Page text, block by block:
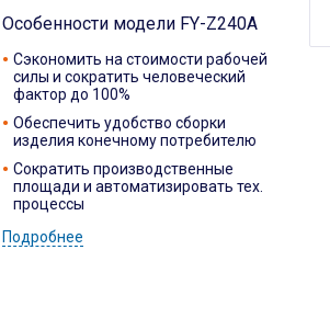
Особенности модели FY-Z240A
Сэкономить на стоимости рабочей
силы и сократить человеческий
фактор до 100%
Обеспечить удобство сборки
изделия конечному потребителю
Сократить производственные
площади и автоматизировать тех.
процессы
Подробнее